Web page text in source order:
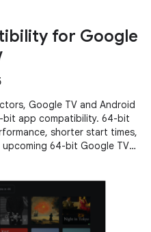
for Google
Google TV and Android
bit app compatibility. 64-bit
shorter start times,
upcoming 64-bit Google TV